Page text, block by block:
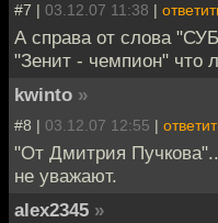
#7 | 03.12.07 11:38 |
А справа от слова
"Зенит - чемпион" что
kwinto »
#8 | 03.12.07 12:55 |
"От Дмитрия
не уважают.
alex2345 »